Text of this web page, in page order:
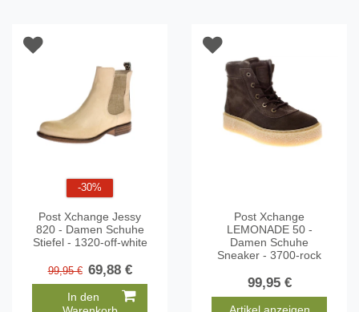
-30%
Post Xchange Jessy
820 - Damen Schuhe
Stiefel - 1320-off-white
99,95 € 69,88 €
In den
Post Xchange
LEMONADE 50 -
Damen Schuhe
Sneaker - 3700-rock
99,95 €